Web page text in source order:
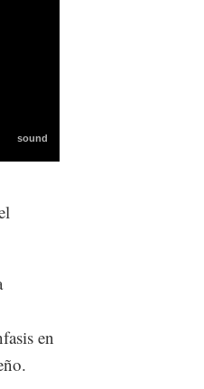
en